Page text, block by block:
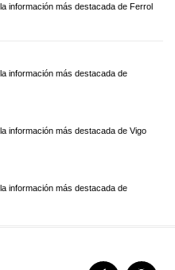
información más destacada de Ferrol
información más destacada de
información más destacada de Vigo
información más destacada de